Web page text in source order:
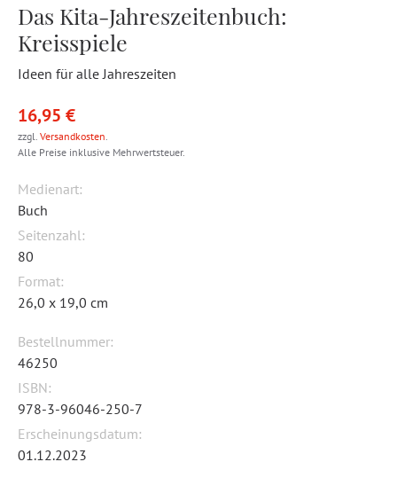
Das Kita-Jahreszeitenbuch:
Kreisspiele
Ideen für alle Jahreszeiten
16,95 €
zzgl. Versandkosten.
Alle Preise inklusive Mehrwertsteuer.
Medienart:
Buch
Seitenzahl:
80
Format:
26,0 x 19,0 cm
Bestellnummer:
46250
ISBN:
978-3-96046-250-7
Erscheinungsdatum:
01.12.2023